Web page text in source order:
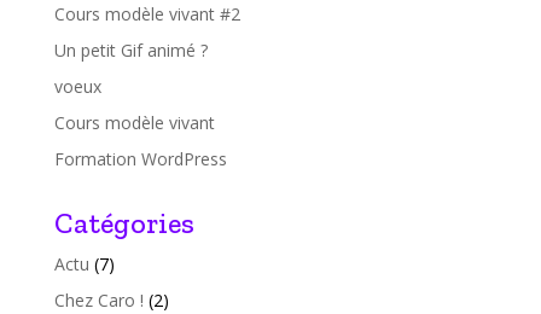
Cours modèle vivant #2
Un petit Gif animé ?
voeux
Cours modèle vivant
Formation WordPress
Catégories
Actu (7)
Chez Caro ! (2)